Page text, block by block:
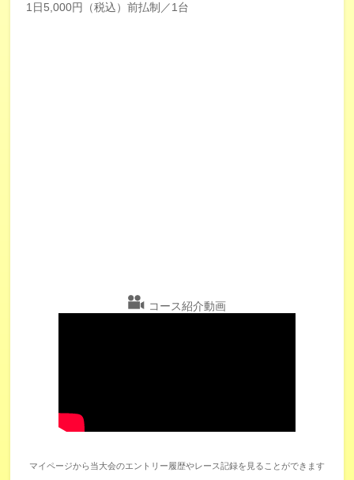
1日5,000円（税込）前払制／1台
コース紹介動画
マイページから当大会のエントリー履歴やレース記録を見ることができます